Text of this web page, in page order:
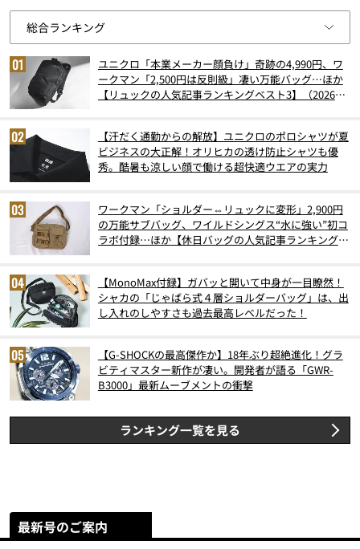
ユニクロ「本業メーカー顔負け」奇跡の4,990円、ワ
ークマン「2,500円は反則級」凄い万能バッグ…ほか
【リュックの人気記事ランキングベスト3】（2026年
【汗だく通勤からの解放】ユニクロのポロシャツが夏
ビジネスの大正解！オリヒカの透け防止シャツも優
秀。酷暑も涼しい顔で働ける超快適ウエアの実力
ワークマン「ショルダー⇔リュックに変形」2,900円
の万能サブバッグ、ワイルドシングス“水に強い”初コ
ラボ付録…ほか【休日バッグの人気記事ランキングベ
【MonoMax付録】ガバッと開いて中身が一目瞭然！
シャカの「じゃばら式４層ショルダーバッグ」は、出
し入れのしやすさも過去最高レベルだった！
【G-SHOCKの最高傑作か】18年ぶり超絶進化！グラ
ビティマスター新作が凄い。開発者が語る「GWR-
B3000」最新ムーブメントの衝撃
ランキング一覧を見る
最新号のご案内